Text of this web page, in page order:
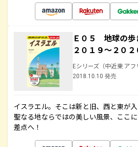
Ｅ０５ 地球の
２０１９～２０２
Eシリーズ（中近東 ア
2018.10.10 発売
イスラエル。そこは新と旧、西と東が入
聖なる地ならではの美しい風景、ここ
差点へ！